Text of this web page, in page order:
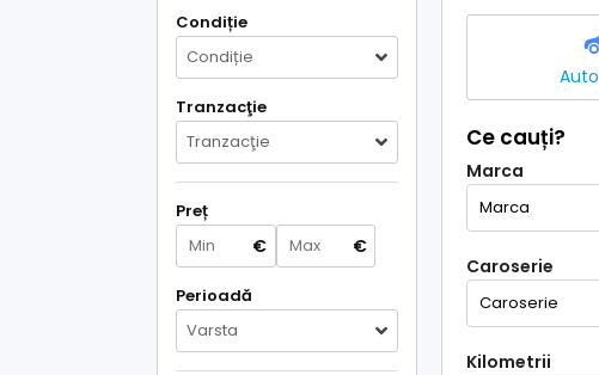
Condiție
Condiție
Tranzacţie
Tranzacţie
Preț
€ €
Perioadă
Varsta
Ce cauți?
Marca
Caroserie
Kilometrii